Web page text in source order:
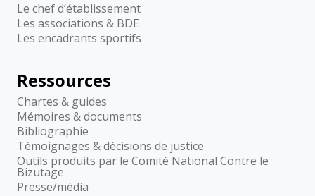
Le chef d’établissement
Les associations & BDE
Les encadrants sportifs
Ressources
Chartes & guides
Mémoires & documents
Bibliographie
Témoignages & décisions de justice
Outils produits par le Comité National Contre le
Bizutage
Presse/média